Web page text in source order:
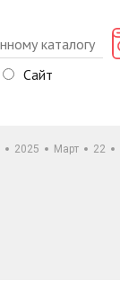
Сайт
2025 Март 22